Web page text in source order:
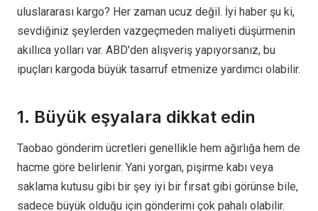
uluslararası kargo? Her zaman ucuz değil. İyi haber şu ki,
sevdiğiniz şeylerden vazgeçmeden maliyeti düşürmenin
akıllıca yolları var. ABD'den alışveriş yapıyorsanız, bu
ipuçları kargoda büyük tasarruf etmenize yardımcı olabilir.
1. Büyük eşyalara dikkat edin
Taobao gönderim ücretleri genellikle hem ağırlığa hem de
hacme göre belirlenir. Yani yorgan, pişirme kabı veya
saklama kutusu gibi bir şey iyi bir fırsat gibi görünse bile,
sadece büyük olduğu için gönderimi çok pahalı olabilir.